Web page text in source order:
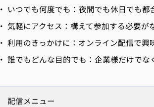
・ いつでも何度でも：夜間でも休日でも
・ 気軽にアクセス：構えて参加する必要
・ 利用のきっかけに：オンライン配信で
・ 誰でもどんな目的でも：企業様だけで
配信メニュー